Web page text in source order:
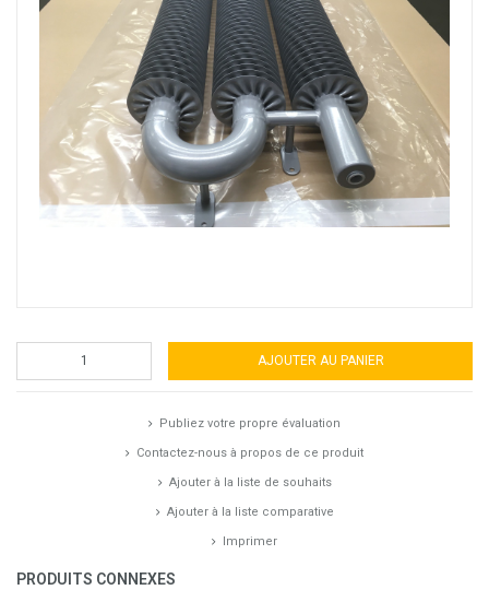
AJOUTER AU PANIER
Publiez votre propre évaluation
Contactez-nous à propos de ce produit
Ajouter à la liste de souhaits
Ajouter à la liste comparative
Imprimer
PRODUITS CONNEXES